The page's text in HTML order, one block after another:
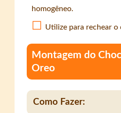
homogêneo.
Utilize para rechear o
Montagem do
Oreo
Como Fazer: